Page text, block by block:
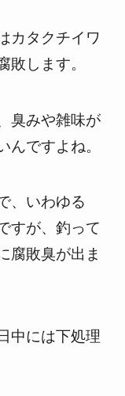
カタクチイワ
敗します。
臭みや雑味が
んですよね。
、いわゆる
すが、釣って
腐敗臭が出ま
中には下処理